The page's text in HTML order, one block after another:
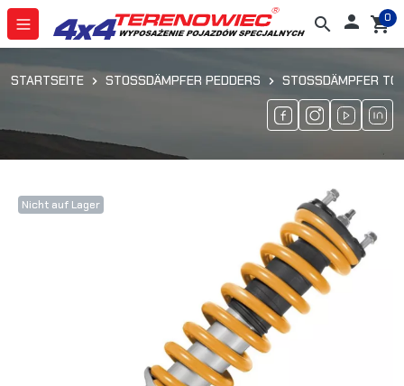
search  shopping_cart
0
STARTSEITE STOSSDÄMPFER PEDDERS STOSSDÄMPFER
Nicht auf Lager